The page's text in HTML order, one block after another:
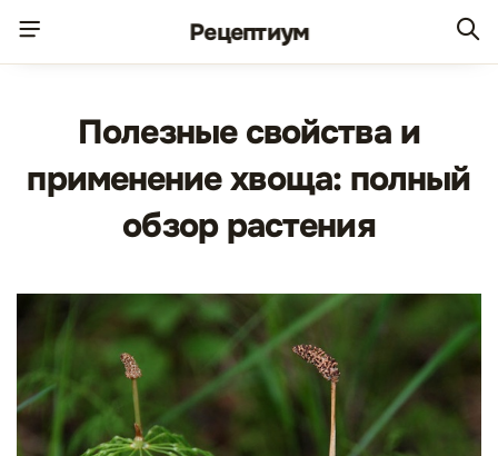
Рецептиум
Полезные свойства и
применение хвоща: полный
обзор растения